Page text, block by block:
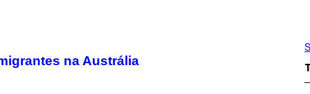
na Austrália